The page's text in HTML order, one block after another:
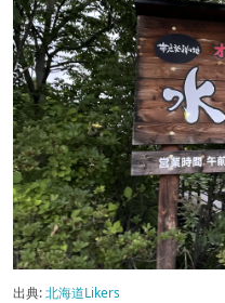
出典:北海道Likers